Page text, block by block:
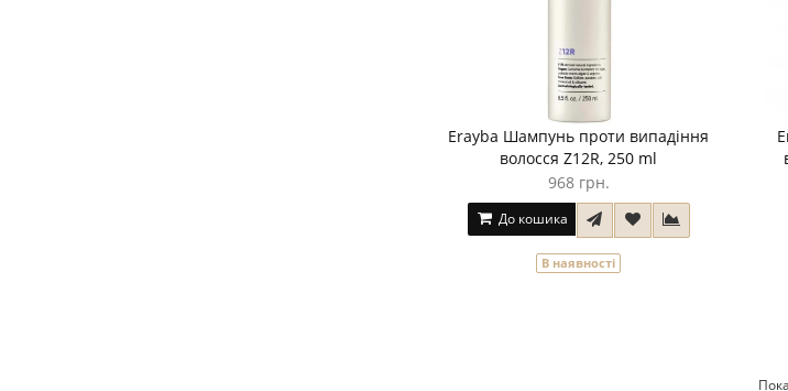
Erayba Шампунь проти випадіння
волосся Z12R, 250 ml
968 грн.
До кошика
В наявності